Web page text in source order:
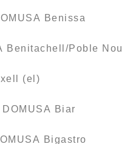
Benissa
Benitachell/Poble Nou
(el)
Biar
Bigastro